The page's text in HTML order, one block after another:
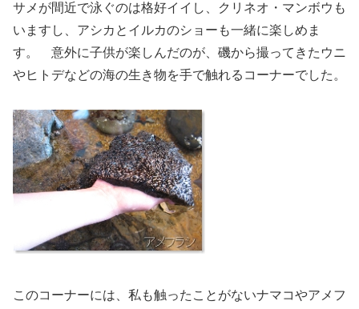
サメが間近で泳ぐのは格好イイし、クリネオ・マンボウも
いますし、アシカとイルカのショーも一緒に楽しめま
す。 意外に子供が楽しんだのが、磯から撮ってきたウニ
やヒトデなどの海の生き物を手で触れるコーナーでした。
このコーナーには、私も触ったことがないナマコやアメフ